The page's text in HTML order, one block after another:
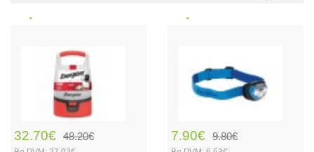
32.70€ 48.20€ 7.90€ 9.80€